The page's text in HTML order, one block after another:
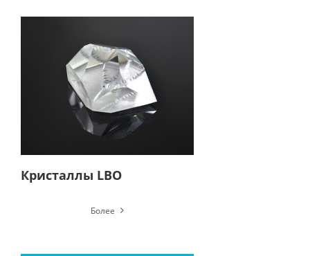
Кристаллы LBO
Более